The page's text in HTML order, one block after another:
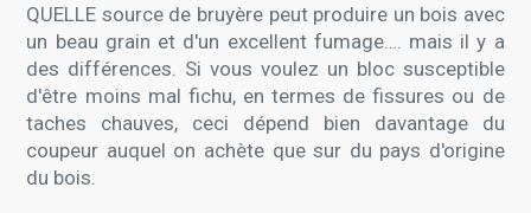
QUELLE source de bruyère peut produire un bois avec
un beau grain et d'un excellent fumage…. mais il y a
des différences. Si vous voulez un bloc susceptible
d'être moins mal fichu, en termes de fissures ou de
taches chauves, ceci dépend bien davantage du
coupeur auquel on achète que sur du pays d'origine
du bois.